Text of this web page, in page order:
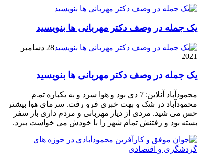
یک جمله در وصف دکتر مهربانی ها بنویسید
28 دسامبر
2021
یک جمله در وصف دکتر مهربانی ها بنویسید
محمودآباد آنلاین: 7 دی بود و هوا سرد و به یکباره تمام
محمودآباد در شک و بهت خبری فرو رفت. سرمای هوا بیشتر
حس می شید. مردی از دیار مهربانی و مردم داری بار سفر
بسته بود و رفتنش تمام شهر را با خودش می خواست ببرد.